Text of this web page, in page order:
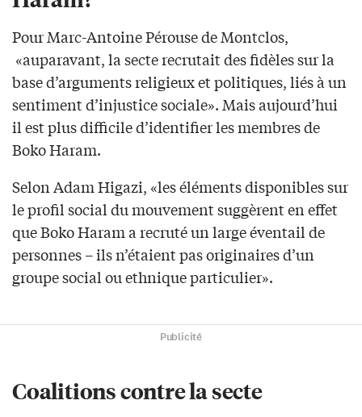
Pour Marc-Antoine Pérouse de Montclos,
«auparavant, la secte recrutait des fidèles sur la
base d’arguments religieux et politiques, liés à un
sentiment d’injustice sociale». Mais aujourd’hui
il est plus difficile d’identifier les membres de
Boko Haram.
Selon Adam Higazi, «les éléments disponibles sur
le profil social du mouvement suggèrent en effet
que Boko Haram a recruté un large éventail de
personnes – ils n’étaient pas originaires d’un
groupe social ou ethnique particulier».
Publicité
Coalitions contre la secte